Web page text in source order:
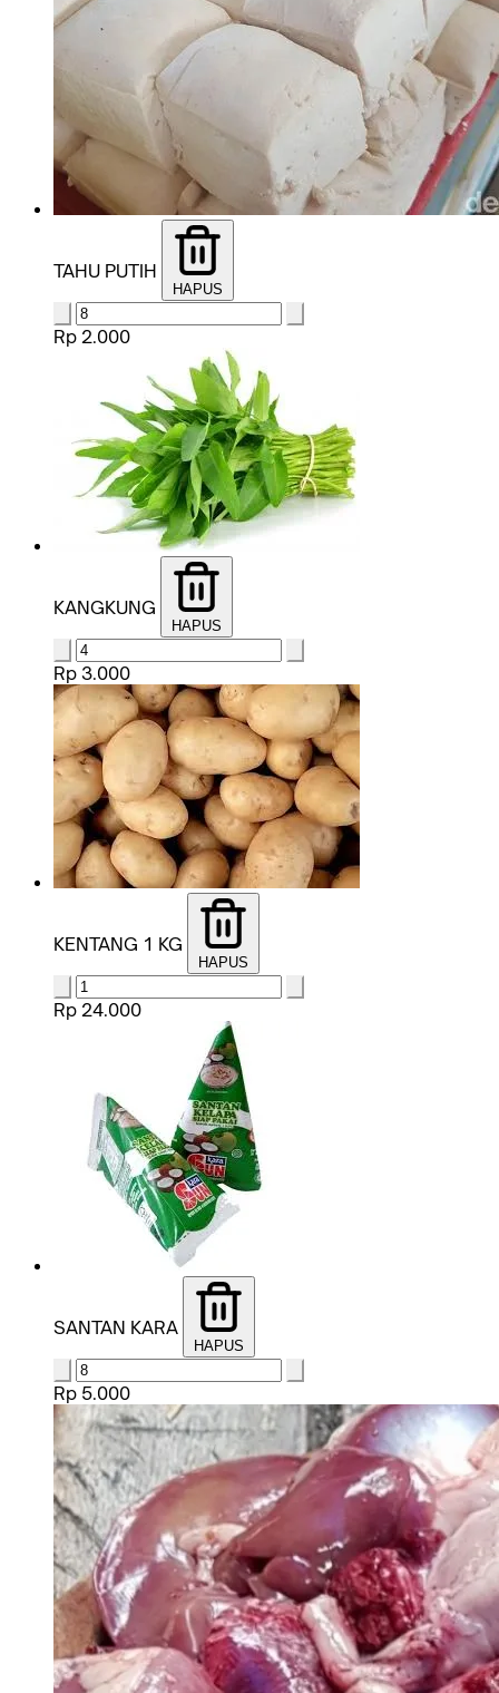
TAHU PUTIH
HAPUS
Rp 2.000
KANGKUNG
HAPUS
Rp 3.000
KENTANG 1 KG
HAPUS
Rp 24.000
SANTAN KARA
HAPUS
Rp 5.000